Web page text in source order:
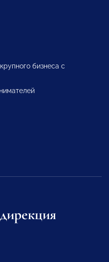
бизнеса с